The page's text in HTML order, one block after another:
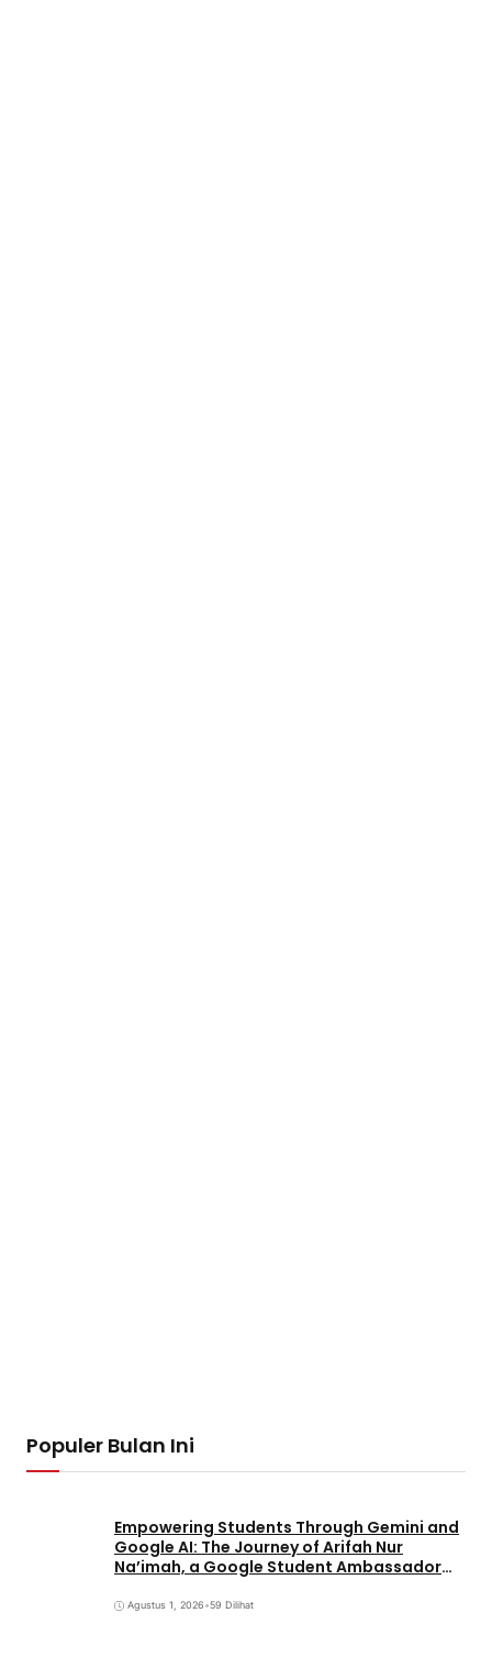
Populer Bulan Ini
Empowering Students Through Gemini and
Google AI: The Journey of Arifah Nur
Na’imah, a Google Student Ambassador
Pignatelli Triputra
Agustus 1, 2026•59 Dilihat